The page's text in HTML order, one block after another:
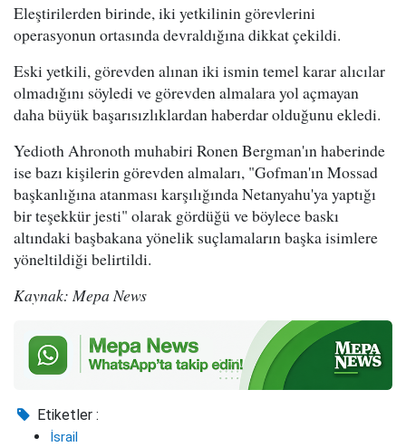
Eleştirilerden birinde, iki yetkilinin görevlerini
operasyonun ortasında devraldığına dikkat çekildi.
Eski yetkili, görevden alınan iki ismin temel karar alıcılar
olmadığını söyledi ve görevden almalara yol açmayan
daha büyük başarısızlıklardan haberdar olduğunu ekledi.
Yedioth Ahronoth muhabiri Ronen Bergman'ın haberinde
ise bazı kişilerin görevden almaları, "Gofman'ın Mossad
başkanlığına atanması karşılığında Netanyahu'ya yaptığı
bir teşekkür jesti" olarak gördüğü ve böylece baskı
altındaki başbakana yönelik suçlamaların başka isimlere
yöneltildiği belirtildi.
Kaynak: Mepa News
Etiketler :
İsrail